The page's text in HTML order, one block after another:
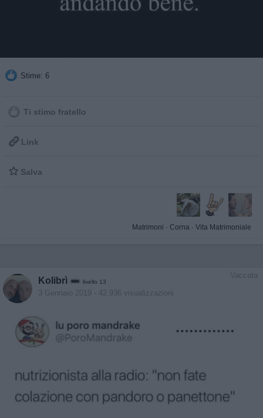
Stime: 6
Ti stimo fratello
 Link
 Salva
Matrimoni · Corna · Vita Matrimoniale
Vaccata
Kolibrì livello 13
3 Gennaio 2019 - 42.936 visualizzazioni